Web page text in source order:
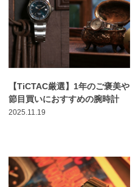
【TiCTAC厳選】1年のご褒美や
節目買いにおすすめの腕時計
2025.11.19